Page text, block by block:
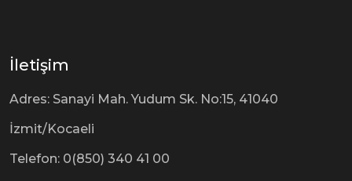
İletişim
Adres: Sanayi Mah. Yudum Sk. No:15, 41040
İzmit/Kocaeli
Telefon: 0(850) 340 41 00